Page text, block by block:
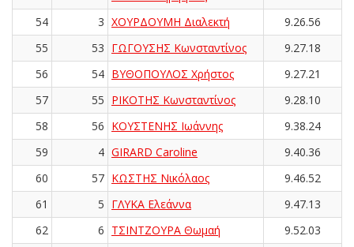
54
3 ΧΟΥΡΔΟΥΜΗ Διαλεκτή
9.26.56
55
53 ΓΩΓΟΥΣΗΣ Κωνσταντίνος
9.27.18
56
54 ΒΥΘΟΠΟΥΛΟΣ Χρήστος
9.27.21
57
55 ΡΙΚΟΤΗΣ Κωνσταντίνος
9.28.10
58
56 ΚΟΥΣΤΕΝΗΣ Ιωάννης
9.38.24
59
4 GIRARD Caroline
9.40.36
60
57 ΚΩΣΤΗΣ Νικόλαος
9.46.52
61
5 ΓΛΥΚΑ Ελεάννα
9.47.13
62
6 ΤΣΙΝΤΖΟΥΡΑ Θωμαή 9.52.03